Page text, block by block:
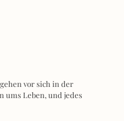
vor sich in der
ums Leben, und jedes